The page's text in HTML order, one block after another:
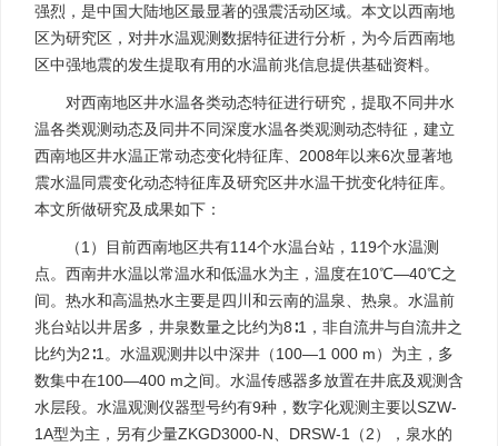
强烈，是中国大陆地区最显著的强震活动区域。本文以西南地
区为研究区，对井水温观测数据特征进行分析，为今后西南地
区中强地震的发生提取有用的水温前兆信息提供基础资料。
对西南地区井水温各类动态特征进行研究，提取不同井水
温各类观测动态及同井不同深度水温各类观测动态特征，建立
西南地区井水温正常动态变化特征库、2008年以来6次显著地
震水温同震变化动态特征库及研究区井水温干扰变化特征库。
本文所做研究及成果如下：
（1）目前西南地区共有114个水温台站，119个水温测
点。西南井水温以常温水和低温水为主，温度在10℃—40℃之
间。热水和高温热水主要是四川和云南的温泉、热泉。水温前
兆台站以井居多，井泉数量之比约为8∶1，非自流井与自流井之
比约为2∶1。水温观测井以中深井（100—1 000 m）为主，多
数集中在100—400 m之间。水温传感器多放置在井底及观测含
水层段。水温观测仪器型号约有9种，数字化观测主要以SZW-
1A型为主，另有少量ZKGD3000-N、DRSW-1（2），泉水的